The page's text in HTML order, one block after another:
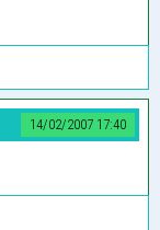
14/02/2007 17:40